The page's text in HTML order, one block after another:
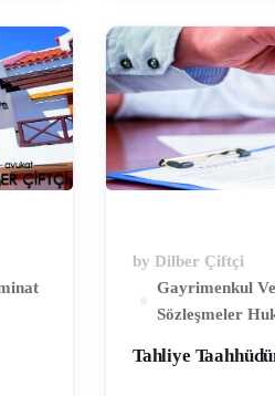
birçok evin deprem
by Dilber Çiftçi
Gayrimenkul
Sözleşmeler
Tahliye